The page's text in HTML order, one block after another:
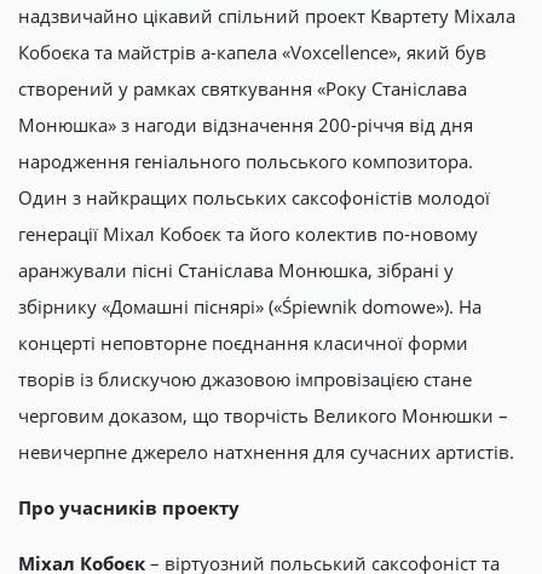
надзвичайно цікавий спільний проект Квартету Міхала
Кобоєка та майстрів а-капела «Voxcellence», який був
створений у рамках святкування «Року Станіслава
Монюшка» з нагоди відзначення 200-річчя від дня
народження геніального польського композитора.
Один з найкращих польських саксофоністів молодої
генерації Міхал Кобоєк та його колектив по-новому
аранжували пісні Станіслава Монюшка, зібрані у
збірнику «Домашні піснярі» («Śpiewnik domowe»). На
концерті неповторне поєднання класичної форми
творів із блискучою джазовою імпровізацією стане
черговим доказом, що творчість Великого Монюшки –
невичерпне джерело натхнення для сучасних артистів.
Про учасників проекту
Міхал Кобоєк – віртуозний польський саксофоніст та